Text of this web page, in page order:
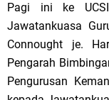
Pagi ini ke
Jawatankuasa
Connought je.
Pengarah
Pengurusan